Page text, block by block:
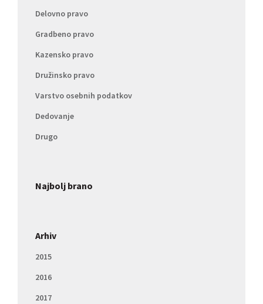
Delovno pravo
Gradbeno pravo
Kazensko pravo
Družinsko pravo
Varstvo osebnih podatkov
Dedovanje
Drugo
Najbolj brano
Arhiv
2015
2016
2017